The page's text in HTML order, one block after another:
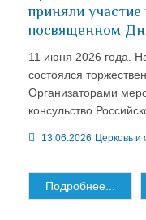
приняли
посвященном
11 июня 2026 года.
состоялся
Организаторами
консульство
13.06.2026 Церковь и
Подробнее...